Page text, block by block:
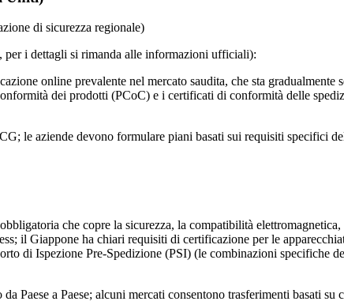
di sicurezza regionale)
per i dettagli si rimanda alle informazioni ufficiali):
online prevalente nel mercato saudita, che sta gradualmente
dei prodotti (PCoC) e i certificati di conformità delle
le aziende devono formulare piani basati sui requisiti specifici
che copre la sicurezza, la compatibilità elettromagnetica,
il Giappone ha chiari requisiti di certificazione per le
di Ispezione Pre-Spedizione (PSI) (le combinazioni specifiche
Paese a Paese; alcuni mercati consentono trasferimenti basati